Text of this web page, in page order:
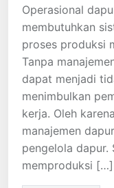
Operasional
membutuhkan
proses produksi
Tanpa
dapat menjadi
menimbulkan
kerja. Oleh
manajemen
pengelola dapur.
memproduksi […]